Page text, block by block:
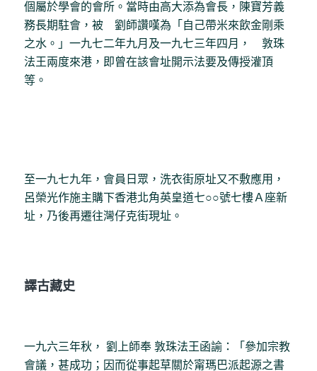
個屬於學會的會所。當時由高大添為會長，陳寶芳義
務長期駐會，被 劉師讚嘆為「自己帶米來飲金剛乘
之水。」一九七二年九月及一九七三年四月， 敦珠
法王兩度來港，即曾在該會址開示法要及傳授灌頂
等。
至一九七九年，會員日眾，洗衣街原址又不敷應用，
呂榮光作施主購下香港北角英皇道七○○號七樓Ａ座新
址，乃後再遷往灣仔克街現址。
譯古藏史
一九六三年秋， 劉上師奉 敦珠法王函諭：「參加宗教
會議，甚成功；因而從事起草關於甯瑪巴派起源之書